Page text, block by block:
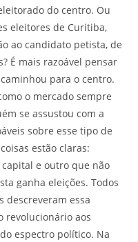
do centro. Ou
eleitores de Curitiba,
ao candidato petista, de
É mais razoável pensar
para o centro.
o mercado sempre
se assustou com a
sobre esse tipo de
estão claras:
e outro que não
ganha eleições. Todos
descreveram essa
revolucionário aos
espectro político. Na